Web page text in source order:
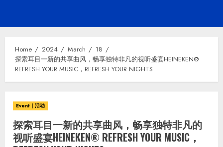
Home 2024 March
18
探索耳目一新的共享曲风，畅享独特非凡的视听盛宴HEINEKEN®
REFRESH YOUR MUSIC，REFRESH YOUR NIGHTS
Event | 活动
探索耳目一新的共享曲风，畅享独特非凡的
视听盛宴HEINEKEN® REFRESH YOUR MUSIC，